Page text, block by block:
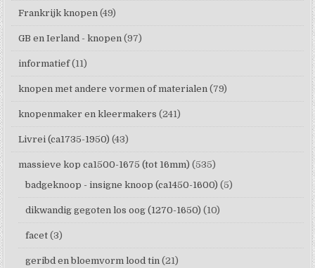
Frankrijk knopen (49)
GB en Ierland - knopen (97)
informatief (11)
knopen met andere vormen of materialen (79)
knopenmaker en kleermakers (241)
Livrei (ca1735-1950) (43)
massieve kop ca1500-1675 (tot 16mm) (535)
badgeknoop - insigne knoop (ca1450-1600) (5)
dikwandig gegoten los oog (1270-1650) (10)
facet (3)
geribd en bloemvorm lood tin (21)